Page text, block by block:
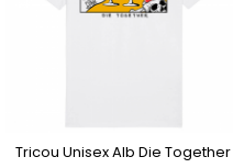
Tricou Unisex Alb Die Together